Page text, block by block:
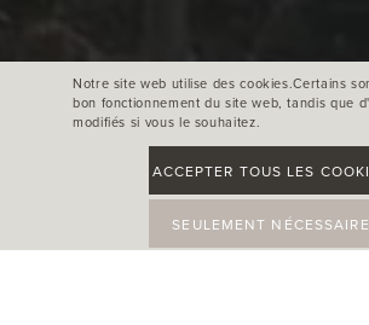
Notre site web utilise des cookies.Certains
bon fonctionnement du site web, tandis que
modifiés si vous le souhaitez.
ACCEPTER TOUS LES
SEULEMENT NÉCESSAIRE